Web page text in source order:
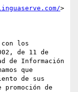
>
los
de 11 de
de Información
que
de sus
de